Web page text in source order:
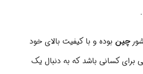
چین بوده و با کیفیت بالای خود
برای کسانی باشد که به دنبال یک